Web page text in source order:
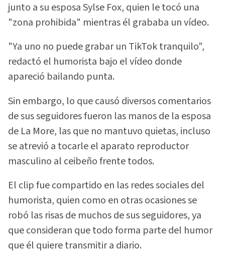
junto a su esposa Sylse Fox, quien le tocó una
"zona prohibida" mientras él grababa un vídeo.
"Ya uno no puede grabar un TikTok tranquilo",
redactó el humorista bajo el vídeo donde
apareció bailando punta.
Sin embargo, lo que causó diversos comentarios
de sus seguidores fueron las manos de la esposa
de La More, las que no mantuvo quietas, incluso
se atrevió a tocarle el aparato reproductor
masculino al ceibeño frente todos.
El clip fue compartido en las redes sociales del
humorista, quien como en otras ocasiones se
robó las risas de muchos de sus seguidores, ya
que consideran que todo forma parte del humor
que él quiere transmitir a diario.